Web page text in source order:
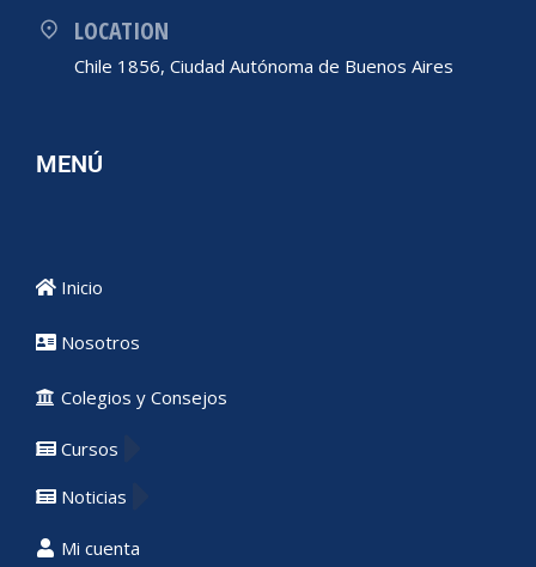
LOCATION
Chile 1856, Ciudad Autónoma de Buenos Aires
MENÚ
Inicio
Nosotros
Colegios y Consejos
Cursos
Noticias
Mi cuenta